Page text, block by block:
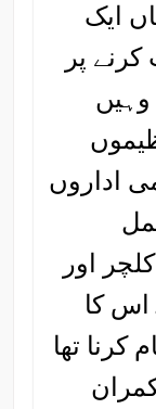
ایک
پر
وہیں
اداروں
اور
اس کا
تھا